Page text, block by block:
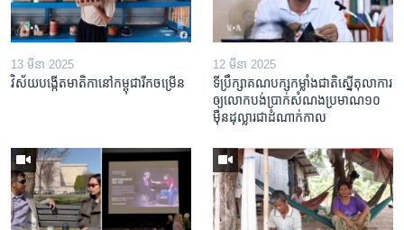
13 មីនា 2025
វិស័យ​បង្កើត​មាតិកា​នៅ​កម្ពុជា​រីក​ចម្រើន
12 មីនា 2025
ទីប្រឹក្សា​គណបក្ស​កម្លាំង​ជាតិ​ស្នើ​តុលាការ​
ឲ្យ​លោក​បង់ប្រាក់​សំណង​ប្រមាណ​១០​
ម៉ឺន​ដុល្លារ​ជា​ដំណាក់កាល